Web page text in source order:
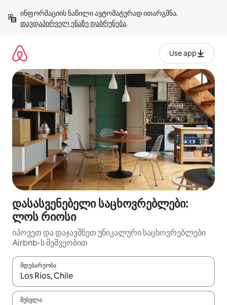
გადასვლა
თავდაპირველ ენაზე დაბრუნება.
Use app
დასასვენებელი საცხოვრებლები:
ლოს რიოსი
იპოვეთ და დაჯავშნეთ უნიკალური საცხოვრებლები
Airbnb-ს მეშვეობით
მდებარეობა
როცა შედეგები ხელმისაწვდომი გახდება, ნავიგაციისთვის
შესვლა